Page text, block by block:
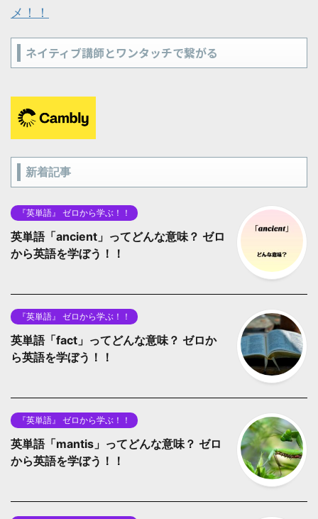
メ！！
ネイティブ講師とワンタッチで繋がる
新着記事
『英単語』 ゼロから学ぶ！！
英単語「ancient」ってどんな意味？ ゼロ
から英語を学ぼう！！
『英単語』 ゼロから学ぶ！！
英単語「fact」ってどんな意味？ ゼロか
ら英語を学ぼう！！
『英単語』 ゼロから学ぶ！！
英単語「mantis」ってどんな意味？ ゼロ
から英語を学ぼう！！